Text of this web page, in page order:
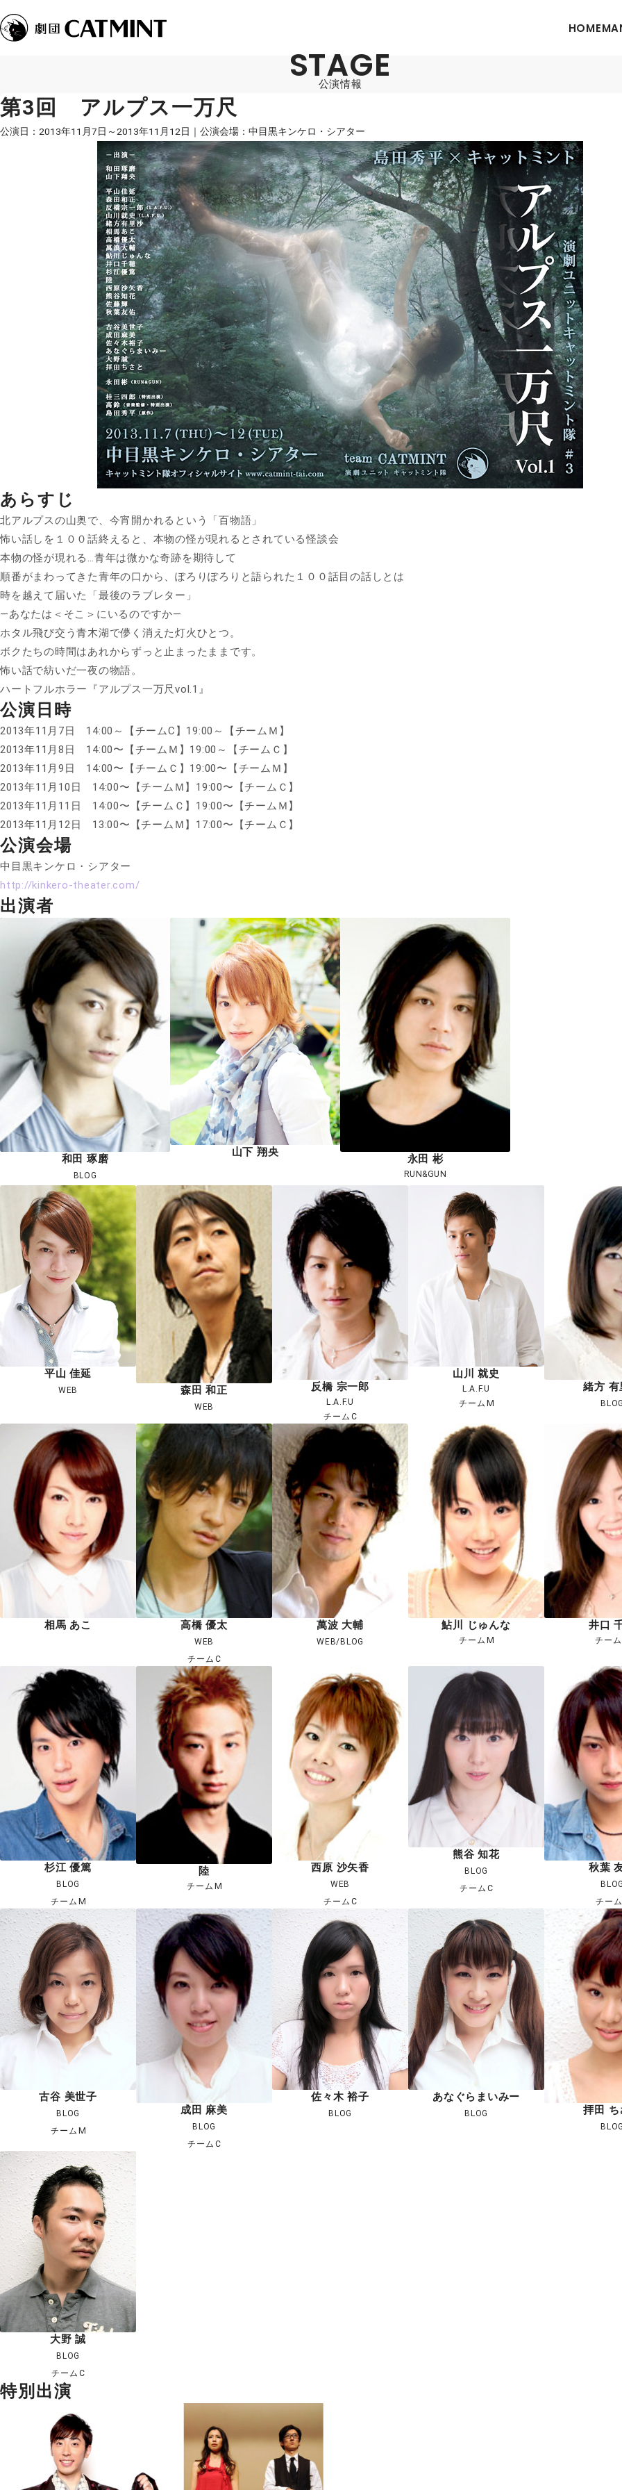
HOME
STAGE
公演情報
第3回 アルプス一万尺
公演日：2013年11月7日～2013年11月12日 公演会場：中目黒キンケロ・シアター
あらすじ
北アルプスの山奥で、今宵開かれるという「百物語」
怖い話しを１００話終えると、本物の怪が現れるとされている怪談会
本物の怪が現れる…青年は微かな奇跡を期待して
順番がまわってきた青年の口から、ぽろりぽろりと語られた１００話目の話しとは
時を越えて届いた「最後のラブレター」
―あなたは＜そこ＞にいるのですか―
ホタル飛び交う青木湖で儚く消えた灯火ひとつ。
ボクたちの時間はあれからずっと止まったままです。
怖い話で紡いだ一夜の物語。
ハートフルホラー『アルプス一万尺vol.1』
公演日時
2013年11月7日 14:00～【チームC】19:00～【チームＭ】
2013年11月8日 14:00〜【チームＭ】19:00～【チームＣ】
2013年11月9日 14:00〜【チームＣ】19:00〜【チームＭ】
2013年11月10日 14:00〜【チームＭ】19:00〜【チームＣ】
2013年11月11日 14:00〜【チームＣ】19:00〜【チームＭ】
2013年11月12日 13:00〜【チームＭ】17:00〜【チームＣ】
公演会場
中目黒キンケロ・シアター
http://kinkero-theater.com/
出演者
和田 琢磨
BLOG
山下 翔央
永田 彬
RUN&GUN
平山 佳延
WEB 森田 和正
WEB
反橋 宗一郎
L.A.F.U
チームC
山川 就史
L.A.F.U
チームM
緒方 有
相馬 あこ 高橋 優太
WEB
チームC
萬波 大輔
WEB BLOG
鮎川 じゅんな
チームM
井口
チー
杉江 優篤
BLOG
チームM
陸
チームM
西原 沙矢香
WEB
チームC
熊谷 知花
BLOG
チームC
秋葉
チー
古谷 美世子
BLOG
チームM
成田 麻美
BLOG
チームC
佐々木 裕子
BLOG
あなぐらまいみー
BLOG 拝田 ち
大野 誠
BLOG
チームC
特別出演